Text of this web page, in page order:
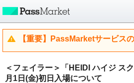
【重要】PassMarketサービス
＜フェイラー＞「HEIDI ハイジ ス
月1日(金)初日入場について